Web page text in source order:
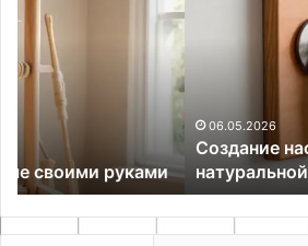
органайзера
фанеры
и
натуральной
06.05.2026
Создание настенного
натуральной кожи